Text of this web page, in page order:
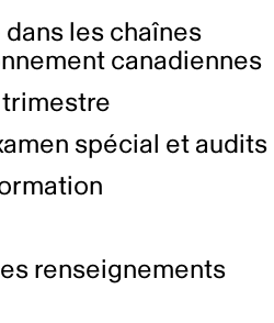
les chaînes
canadiennes
spécial et audits
renseignements